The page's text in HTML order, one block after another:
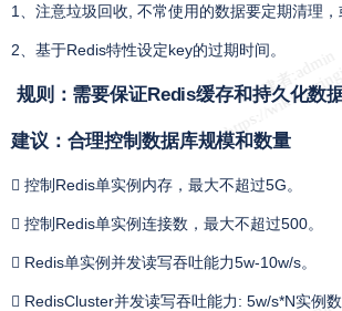
1、注意垃圾回收, 不常使用的数据要定期清理，
2、基于Redis特性设定key的过期时间。
规则：需要保证Redis缓存和持久化数
建议：合理控制数据库规模和数量
 控制Redis单实例内存，最大不超过5G。
 控制Redis单实例连接数，最大不超过500。
 Redis单实例并发读写吞吐能力5w-10w/s。
 RedisCluster并发读写吞吐能力: 5w/s*N实例